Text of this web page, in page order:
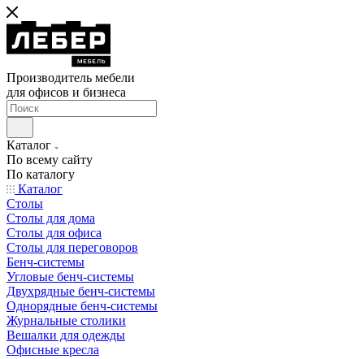
Производитель мебели
для офисов и бизнеса
Каталог
По всему сайту
По каталогу
Каталог
Столы
Столы для дома
Столы для офиса
Столы для переговоров
Бенч-системы
Угловые бенч-системы
Двухрядные бенч-системы
Однорядные бенч-системы
Журнальные столики
Вешалки для одежды
Офисные кресла